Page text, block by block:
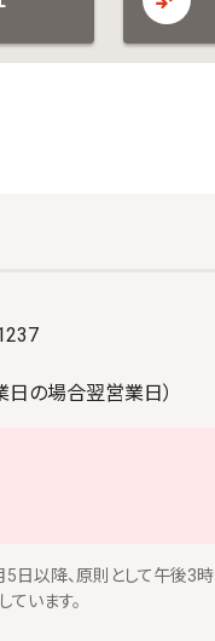
日の場合翌営業日）
以降、原則として午後3
います。